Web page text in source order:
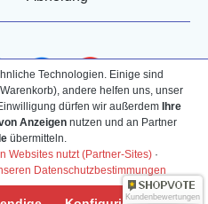
Technologien. Einige sind
andere helfen uns, unser
dürfen wir außerdem Ihre
Anzeigennutzen und an Partner
übermitteln.
Websites nutzt (Partner-Sites) ·
Datenschutzbestimmungen
Kundenbewertungen